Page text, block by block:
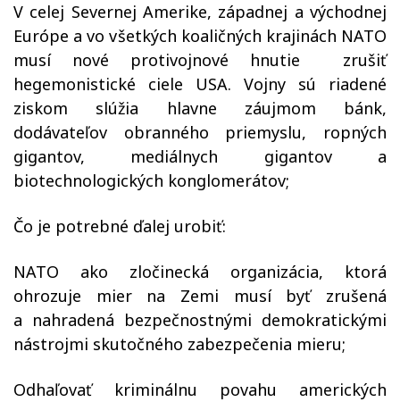
V celej Severnej Amerike, západnej a východnej
Európe a vo všetkých koaličných krajinách NATO
musí nové protivojnové hnutie zrušiť
hegemonistické ciele USA. Vojny sú riadené
ziskom slúžia hlavne záujmom bánk,
dodávateľov obranného priemyslu, ropných
gigantov, mediálnych gigantov a
biotechnologických konglomerátov;
Čo je potrebné ďalej urobiť:
NATO ako zločinecká organizácia, ktorá
ohrozuje mier na Zemi musí byť zrušená
a nahradená bezpečnostnými demokratickými
nástrojmi skutočného zabezpečenia mieru;
Odhaľovať kriminálnu povahu amerických